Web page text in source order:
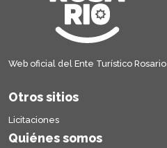
Web oficial del Ente Turístico Rosario
Otros sitios
Licitaciones
Quiénes somos